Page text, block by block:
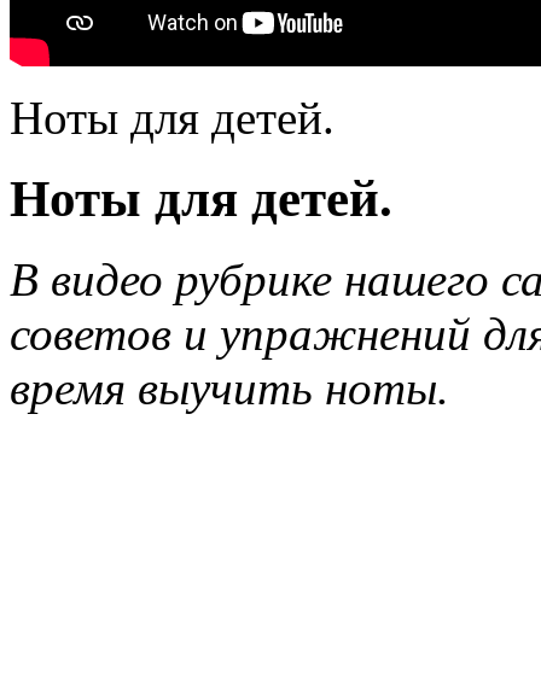
Ноты для детей.
Ноты для детей.
В видео рубрике нашего
советов и упражнений
время выучить ноты.